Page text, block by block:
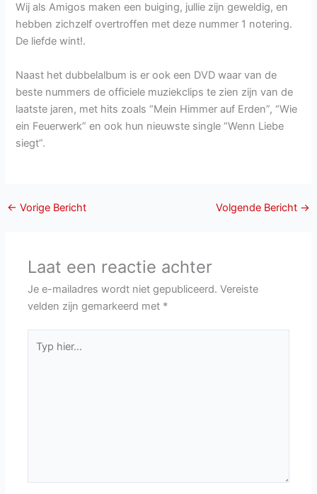
Wij als Amigos maken een buiging, jullie zijn geweldig, en
hebben zichzelf overtroffen met deze nummer 1 notering.
De liefde wint!.
Naast het dubbelalbum is er ook een DVD waar van de
beste nummers de officiele muziekclips te zien zijn van de
laatste jaren, met hits zoals “Mein Himmer auf Erden”, “Wie
ein Feuerwerk” en ook hun nieuwste single “Wenn Liebe
siegt”.
← Vorige Bericht Volgende Bericht →
Laat een reactie achter
Je e-mailadres wordt niet gepubliceerd. Vereiste
velden zijn gemarkeerd met *
hier...